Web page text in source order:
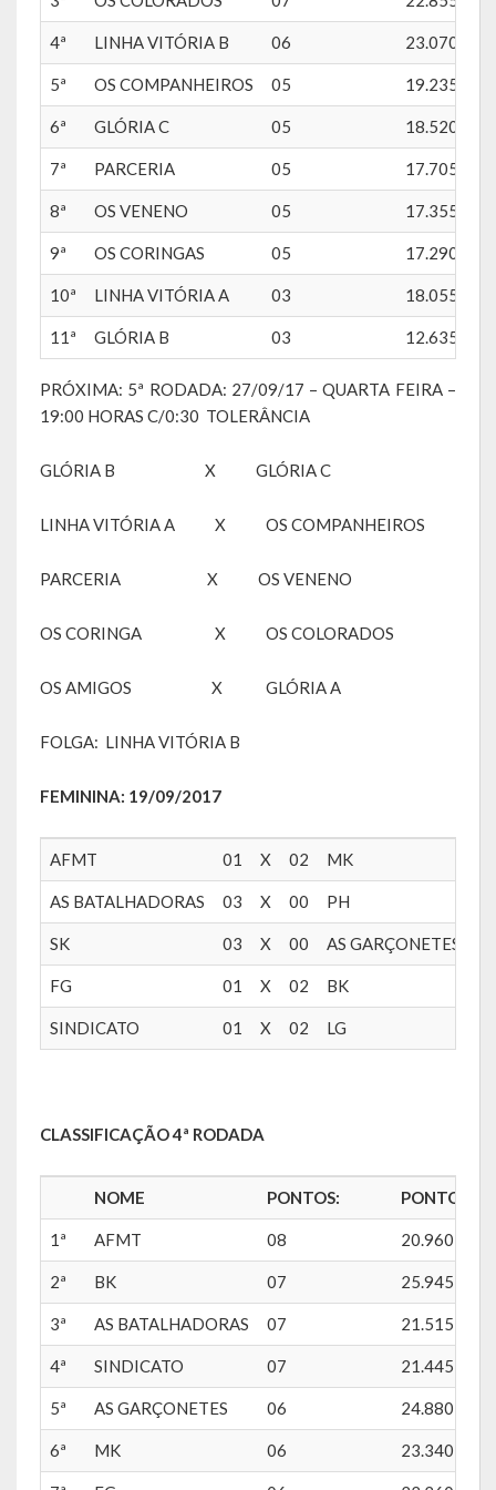
A História da Praça da Lagoa
A História da Igreja Adventista do Sétimo Dia
A História da Comunidade Católica Nossa Senhora da Assunção
A História da Comunidade Evangélica de Linha Glória
A História da Comunidade Católica São José de Linha Ojeriza
Gastronomia
Hospedagem
Calendário de Eventos
Galeria de Soberanas
Galeria de Vereadores
Galeria de Fotos
SIAFIC
Contas – TCE
Relatório Anual de Gestão
Prestação de Contas
Demonstrativos Contábeis
Legislação
Lei Municipal
Parcerias – LEI 13.019/2014
4ª LINHA VITÓRIA B 06 23.070
5ª OS COMPANHEIROS 05 19.235
6ª GLÓRIA C 05 18.520
7ª PARCERIA 05 17.705
8ª OS VENENO 05 17.355
9ª OS CORINGAS 05 17.290
10ª LINHA VITÓRIA A 03 18.055
11ª GLÓRIA B 03 12.635
PRÓXIMA: 5ª RODADA: 27/09/17 – QUARTA FEIRA –
19:00 HORAS C/0:30 TOLERÂNCIA
GLÓRIA B X GLÓRIA C
LINHA VITÓRIA A X OS COMPANHEIROS
PARCERIA X OS VENENO
OS CORINGA X OS COLORADOS
OS AMIGOS X GLÓRIA A
FOLGA: LINHA VITÓRIA B
FEMININA: 19/09/2017
AFMT 01 X 02 MK
AS BATALHADORAS 03 X 00 PH
SK 03 X 00 AS GARÇONETES
FG 01 X 02 BK
SINDICATO 01 X 02 LG
CLASSIFICAÇÃO 4ª RODADA
NOME PONTOS: PONTOS
1ª AFMT 08 20.960
2ª BK 07 25.945
3ª AS BATALHADORAS 07 21.515
4ª SINDICATO 07 21.445
5ª AS GARÇONETES 06 24.880
6ª MK 06 23.340